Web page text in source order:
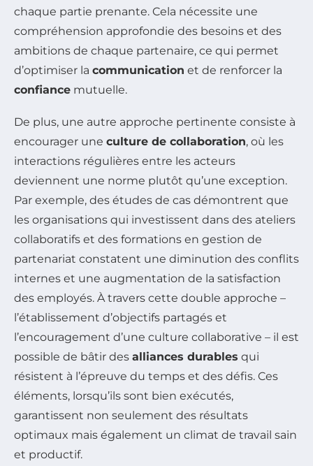
chaque partie prenante. Cela nécessite une
compréhension approfondie des besoins et des
ambitions de chaque partenaire, ce qui permet
d’optimiser la communication et de renforcer la
confiance mutuelle.
De plus, une autre approche pertinente consiste à
encourager une culture de collaboration, où les
interactions régulières entre les acteurs
deviennent une norme plutôt qu’une exception.
Par exemple, des études de cas démontrent que
les organisations qui investissent dans des ateliers
collaboratifs et des formations en gestion de
partenariat constatent une diminution des conflits
internes et une augmentation de la satisfaction
des employés. À travers cette double approche –
l’établissement d’objectifs partagés et
l’encouragement d’une culture collaborative – il est
possible de bâtir des alliances durables qui
résistent à l’épreuve du temps et des défis. Ces
éléments, lorsqu’ils sont bien exécutés,
garantissent non seulement des résultats
optimaux mais également un climat de travail sain
et productif.